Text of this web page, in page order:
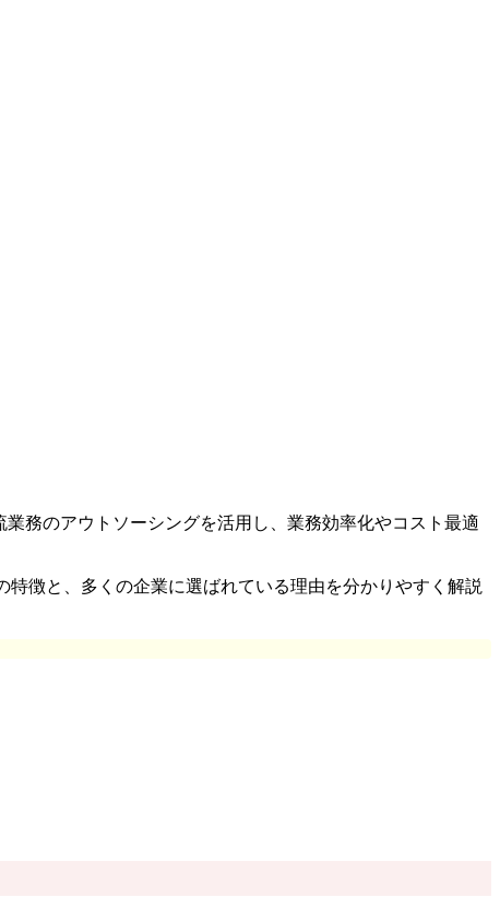
務のアウトソーシングを活用し、業務効率化やコスト最適
徴と、多くの企業に選ばれている理由を分かりやすく解説